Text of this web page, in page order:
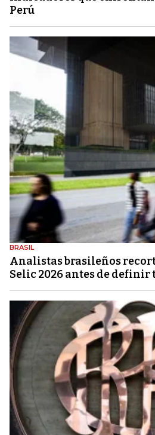
Perú
BRASIL
Analistas brasileños
Selic 2026 antes de definir